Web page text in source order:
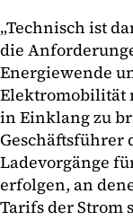
„Technisch ist
die
Energiewende
Elektromobilität
in Einklang zu
Geschäftsführer
Ladevorgänge
erfolgen, an
Tarifs der Strom